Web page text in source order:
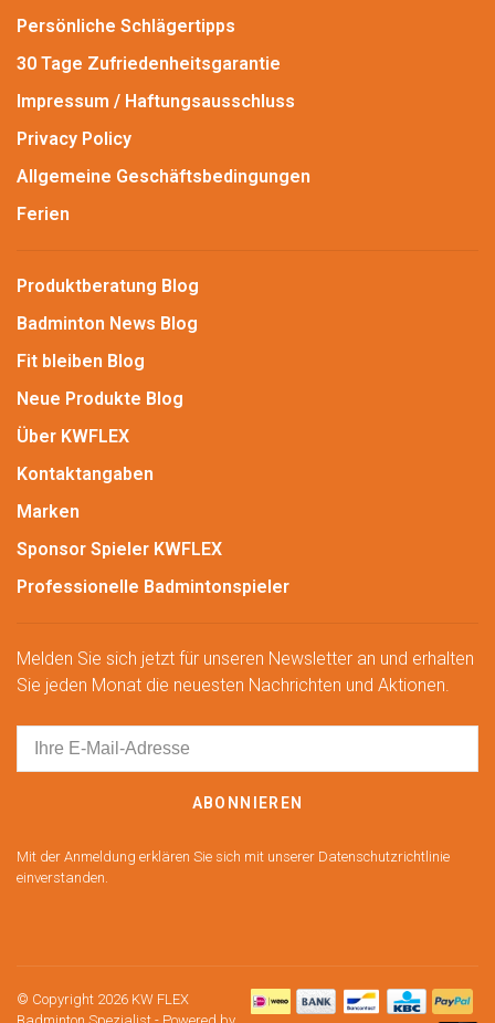
Persönliche Schlägertipps
30 Tage Zufriedenheitsgarantie
Impressum / Haftungsausschluss
Privacy Policy
Allgemeine Geschäftsbedingungen
Ferien
Produktberatung Blog
Badminton News Blog
Fit bleiben Blog
Neue Produkte Blog
Über KWFLEX
Kontaktangaben
Marken
Sponsor Spieler KWFLEX
Professionelle Badmintonspieler
Melden Sie sich jetzt für unseren Newsletter an und erhalten
Sie jeden Monat die neuesten Nachrichten und Aktionen.
ABONNIEREN
Mit der Anmeldung erklären Sie sich mit unserer Datenschutzrichtlinie
einverstanden.
© Copyright 2026 KW FLEX
Badminton Spezialist - Powered by